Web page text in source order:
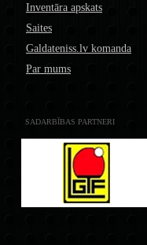
Inventāra apskats
Saites
Galdateniss.lv komanda
Par mums
SADARBĪBAS PARTNERI